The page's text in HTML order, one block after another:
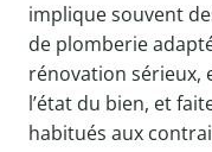
implique souvent
de plomberie
rénovation sérieux,
l’état du bien, et
habitués aux